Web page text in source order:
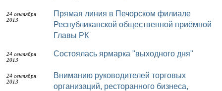
24 сентября
2013
Прямая линия в Печорском филиале
Республиканской общественной приёмной
Главы РК
24 сентября
2013
Состоялась ярмарка "выходного дня"
24 сентября
2013
Вниманию руководителей торговых
организаций, ресторанного бизнеса,